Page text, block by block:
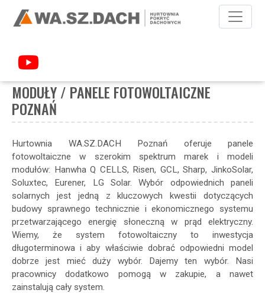
FOTOWOLTAICZNE POZNAŃ
MODUŁY / PANELE FOTOWOLTAICZNE
POZNAŃ
Hurtownia WA.SZ.DACH Poznań oferuje panele
fotowoltaiczne w szerokim spektrum marek i modeli
modułów: Hanwha Q CELLS, Risen, GCL, Sharp, JinkoSolar,
Soluxtec, Eurener, LG Solar. Wybór odpowiednich paneli
solarnych jest jedną z kluczowych kwestii dotyczących
budowy sprawnego technicznie i ekonomicznego systemu
przetwarzającego energię słoneczną w prąd elektryczny.
Wiemy, że system fotowoltaiczny to inwestycja
długoterminowa i aby właściwie dobrać odpowiedni model
dobrze jest mieć duży wybór. Dajemy ten wybór. Nasi
pracownicy dodatkowo pomogą w zakupie, a nawet
zainstalują cały system.